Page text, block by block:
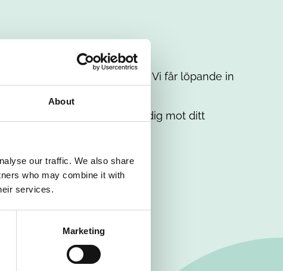
About
our traffic. We also share
who may combine it with
services.
Marketing
ditt intresse. Misströsta inte. Vi får löpande in
Tillsammans matchar vi dig mot ditt